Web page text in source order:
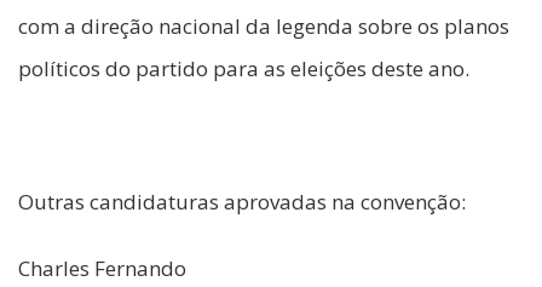
com a direção nacional da legenda sobre os planos
políticos do partido para as eleições deste ano.
Outras candidaturas aprovadas na convenção:
Charles Fernando